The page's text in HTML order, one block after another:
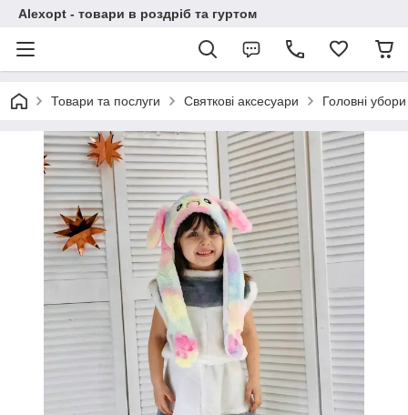
Alexopt - товари в роздріб та гуртом
Товари та послуги Святкові аксесуари Головні убори